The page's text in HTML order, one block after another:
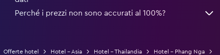
Perché i prezzi non sono accurati al 100%?
Offerte hotel Hotel - Asia Hotel - Thailandia
Hotel - Phang Nga